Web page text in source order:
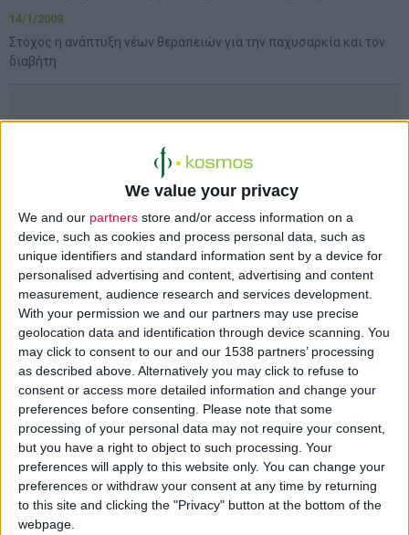
We value your privacy
We and our partners store and/or access information on a
device, such as cookies and process personal data, such as
unique identifiers and standard information sent by a device for
personalised advertising and content, advertising and content
measurement, audience research and services development.
With your permission we and our partners may use precise
geolocation data and identification through device scanning. You
may click to consent to our and our 1538 partners’ processing
as described above. Alternatively you may click to refuse to
consent or access more detailed information and change your
preferences before consenting. Please note that some
processing of your personal data may not require your consent,
but you have a right to object to such processing. Your
preferences will apply to this website only. You can change your
preferences or withdraw your consent at any time by returning
to this site and clicking the "Privacy" button at the bottom of the
webpage.
14/1/2009
Στόχος η ανάπτυξη νέων θεραπειών για την παχυσαρκία και τον
διαβήτη
συνεργασίας πολυετούς διάρκειας
υπέγραψαν οι φαρμακευτικές εταιρείες
Merck & Co.και Galapagos NV, με
αντικείμενο τηνανάπτυξη καινοτόμων
θεραπειών για την παχυσαρκία και τον
διαβήτη.
Υπεύθυνη για την ανακάλυψη των πιθανών
υποψήφιων μορίων-φαρμάκων καθώς και για
τη διεξαγωγή των προ-κλινικών μελετών θα
είναι η Galapagos ενώ τη διεξαγωγή των
κλινικών δοκιμών θα αναλάβει η Merck, η
οποία θα έχει επιπλέον το δικαίωμα
επιλογής των φαρμάκων στα οποία θα έχει
τα αποκλειστικά εμπορικά δικαιώματα.
«
Συνδυάζοντας τη στρατηγική της Galapagos,
για εντοπισμό νέων θεραπευτικών μορίων, με